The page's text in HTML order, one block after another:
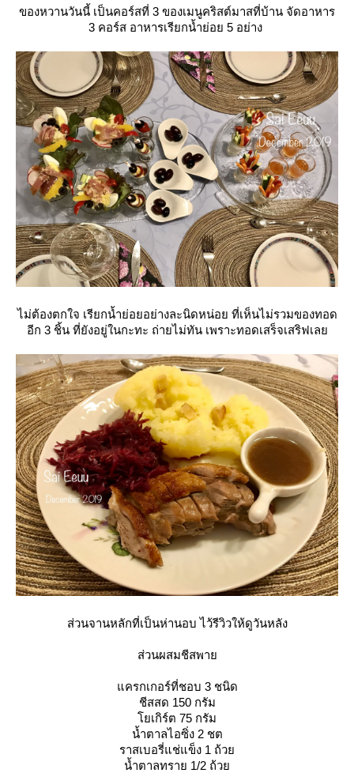
ของหวานวันนี้ เป็นคอร์สที่ 3 ของเมนูคริสต์มาสที่บ้าน จัดอาหาร
3 คอร์ส อาหารเรียกน้ำย่อย 5 อย่าง
ไม่ต้องตกใจ เรียกน้ำย่อยอย่างละนิดหน่อย ที่เห็นไม่รวมของทอด
อีก 3 ชิ้น ที่ยังอยู่ในกะทะ ถ่ายไม่ทัน เพราะทอดเสร็จเสริฟเล
ส่วนจานหลักที่เป็นห่านอบ ไว้รีวิวให้ดูวันหลัง
ส่วนผสมชีสพา
ครกเกอร์ที่ชอบ 3 ชนิด
ชีสสด 150 กรัม
เกิร์ต 75 กรัม
น้ำตาลไอซิ่ง 2 ชต
ราสเบอรี่แช่แข็ง 1 ถ้ว
น้ำตาลทราย 1/2 ถ้ว